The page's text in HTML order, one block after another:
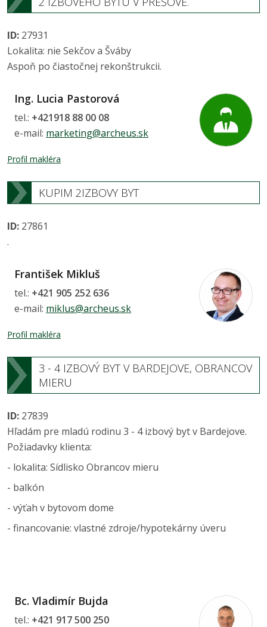
ID: 27931
Lokalita: nie Sekčov a Šváby
Aspoň po čiastočnej rekonštrukcii.
Ing. Lucia Pastorová
tel.: +421918 88 00 08
e-mail: marketing@archeus.sk
Profil makléra
KUPIM 2IZBOVY BYT
ID: 27861
.
František Mikluš
tel.: +421 905 252 636
e-mail: miklus@archeus.sk
Profil makléra
3 - 4 IZBOVÝ BYT V BARDEJOVE, OBRANCOV
MIERU
ID: 27839
Hľadám pre mladú rodinu 3 - 4 izbový byt v Bardejove.
Požiadavky klienta:
- lokalita: Sídlisko Obrancov mieru
- balkón
- výťah v bytovom dome
- financovanie: vlastné zdroje/hypotekárny úveru
Bc. Vladimír Bujda
tel.: +421 917 500 250